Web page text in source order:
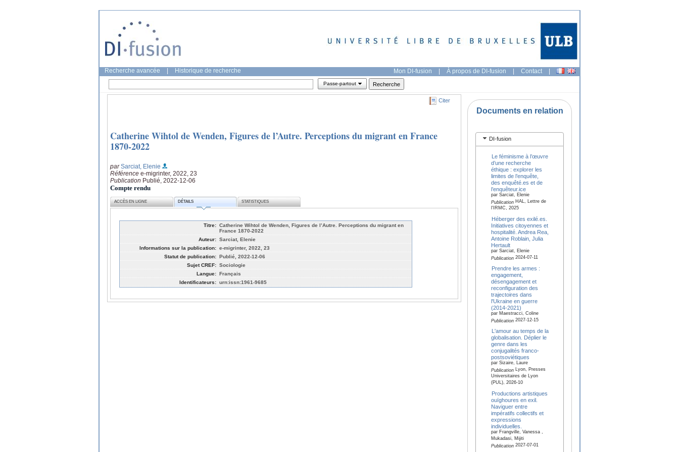
Recherche avancée Historique de recherche Mon DI-fusion | À propos de DI-fusion | Contact |
Passe-partout
Citer
Catherine Wihtol de Wenden, Figures de l’Autre. Perceptions du migrant en France
1870-2022
parSarciat, Elenie
Référence e-migrinter, 2022, 23
Publication Publié, 2022-12-06
Compte rendu
ACCÈS EN LIGNE DÉTAILS STATISTIQUES
Titre: Catherine Wihtol de Wenden, Figures de l’Autre. Perceptions du migrant en
France 1870-2022
Auteur: Sarciat, Elenie
Informations sur la publication: e-migrinter, 2022, 23
Statut de publication: Publié, 2022-12-06
Sujet CREF: Sociologie
Langue: Français
Identificateurs: urn:issn:1961-9685
Documents en relation
DI-fusion
Le féminisme à l’œuvre
d’une recherche
éthique : explorer les
limites de l’enquête,
des enquêté.es et de
l’enquêteur.ice
par Sarciat, Elenie
PublicationHAL, Lettre de
l'IRMC, 2025
Héberger des exilé.es.
Initiatives citoyennes et
hospitalité. Andrea Rea,
Antoine Roblain, Julia
Hertault
par Sarciat, Elenie
Publication2024-07-11
Prendre les armes :
engagement,
désengagement et
reconfiguration des
trajectoires dans
l'Ukraine en guerre
(2014-2021)
par Maestracci, Coline
Publication2027-12-15
L'amour au temps de la
globalisation. Déplier le
genre dans les
conjugalités franco-
postsoviétiques
par Sizaire, Laure
PublicationLyon, Presses
Universitaires de Lyon
(PUL), 2026-10
Productions artistiques
ouïghoures en exil.
Naviguer entre
impératifs collectifs et
expressions
individuelles.
par Frangville, Vanessa ,
Mukadasi, Mijiti
Publication2027-07-01